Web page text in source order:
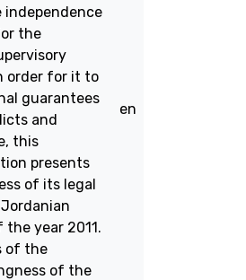
independence
the
order for it to
guarantees
and
this
presents
of its legal
year 2011.
of the
of the
en